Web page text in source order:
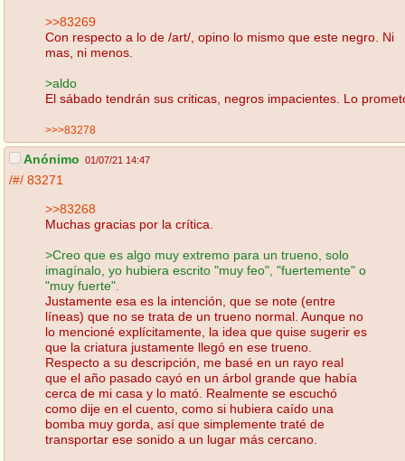
>>83269
Con respecto a lo de /art/, opino lo mismo que este negro. Ni
mas, ni menos.
>aldo
El sábado tendrán sus criticas, negros impacientes. Lo
>>>83278
Anónimo 01/07/21 14:47
/#/ 83271
>>83268
Muchas gracias por la crítica.
>Creo que es algo muy extremo para un trueno, solo
imagínalo, yo hubiera escrito "muy feo", "fuertemente" o
"muy fuerte".
Justamente esa es la intención, que se note (entre
líneas) que no se trata de un trueno normal. Aunque no
lo mencioné explícitamente, la idea que quise sugerir es
que la criatura justamente llegó en ese trueno.
Respecto a su descripción, me basé en un rayo real
que el año pasado cayó en un árbol grande que había
cerca de mi casa y lo mató. Realmente se escuchó
como dije en el cuento, como si hubiera caído una
bomba muy gorda, así que simplemente traté de
transportar ese sonido a un lugar más cercano.